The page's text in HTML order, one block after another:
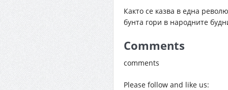
Както се казва в еднa
бунта гори в народните
Comments
comments
Please follow and like us: